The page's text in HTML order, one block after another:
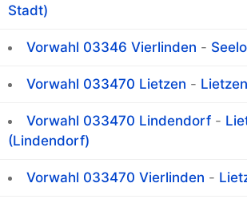
Stadt)
Vorwahl 03346 Vierlinden -
Vorwahl 033470 Lietzen - Lietzen
Vorwahl 033470 Lindendorf -
(Lindendorf)
Vorwahl 033470 Vierlinden -